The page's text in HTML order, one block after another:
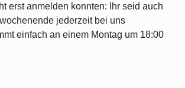
erst anmelden konnten: Ihr seid auch
jederzeit bei uns
einfach an einem Montag um 18:00